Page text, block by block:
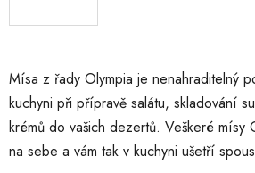
Mísa z řady Olympia je nenahraditelný
kuchyni při přípravě salátu, skladování
krémů do vašich dezertů. Veškeré mísy
na sebe a vám tak v kuchyni ušetří